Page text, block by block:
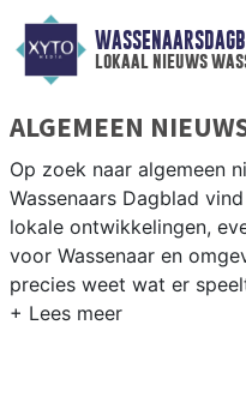
lokaal nieuws
ALGEMEEN
Op zoek naar algemeen
Wassenaars Dagblad
lokale ontwikkelingen,
voor Wassenaar en
precies weet wat er